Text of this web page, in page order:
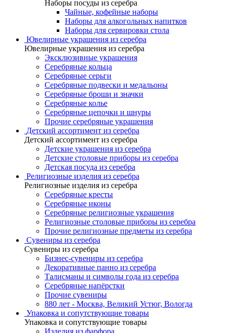
Наборы посуды из серебра
Чайные, кофейные наборы
Наборы для алкогольных напитков
Наборы для сервировки стола
Ювелирные украшения из серебра
Ювелирные украшения из серебра
Эксклюзивные украшения
Серебряные кольца
Серебряные серьги
Серебряные подвески и медальоны
Серебряные броши и значки
Серебряные колье
Серебряные цепочки и шнуры
Прочие серебряные украшения
Детский ассортимент из серебра
Детский ассортимент из серебра
Детские украшения из серебра
Детские столовые приборы из серебра
Детская посуда из серебра
Религиозные изделия из серебра
Религиозные изделия из серебра
Серебряные кресты
Серебряные иконы
Серебряные религиозные украшения
Религиозные столовые приборы из серебра
Прочие религиозные предметы из серебра
Сувениры из серебра
Сувениры из серебра
Бизнес-сувениры из серебра
Декоративные панно из серебра
Талисманы и символы года из серебра
Серебряные напёрстки
Прочие сувениры
880 лет - Москва, Великий Устюг, Вологда
Упаковка и сопутствующие товары
Упаковка и сопутствующие товары
Изделия из фарфора